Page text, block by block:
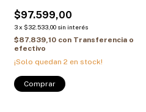
8343
$97.599,00
3x $32.533,00 sin interés
$87.839,10 con Transferencia o
efectivo
¡Solo quedan 2 en stock!